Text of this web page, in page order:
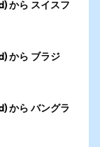
から スイスフ
から ブラジ
から バングラ